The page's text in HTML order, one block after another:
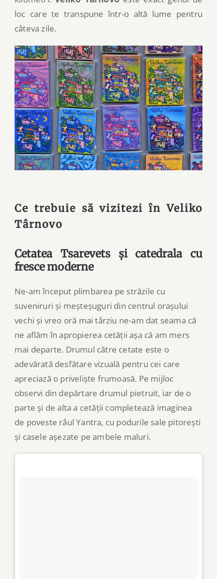
loc care te transpune într-o altă lume pentru
câteva zile.
Ce trebuie să vizitezi în Veliko
Târnovo
Cetatea Tsarevets și catedrala cu
fresce moderne
Ne-am început plimbarea pe străzile cu
suveniruri și meșteșuguri din centrul orașului
vechi și vreo oră mai târziu ne-am dat seama că
ne aflăm în apropierea cetății așa că am mers
mai departe. Drumul către cetate este o
adevărată desfătare vizuală pentru cei care
apreciază o priveliște frumoasă. Pe mijloc
observi din depărtare drumul pietruit, iar de o
parte și de alta a cetății completează imaginea
de poveste râul Yantra, cu podurile sale pitorești
și casele așezate pe ambele maluri.